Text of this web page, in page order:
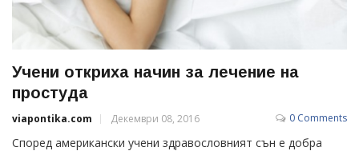
Учени откриха начин за лечение на
простуда
viapontika.com Декември 08, 2016 0 Comments
Според американски учени здравословният сън е добра